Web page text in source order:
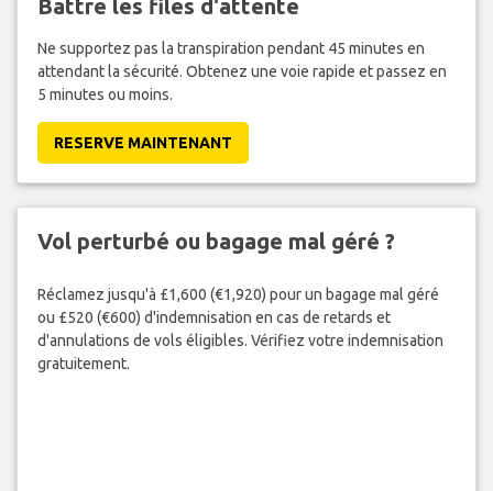
Battre les files d'attente
Ne supportez pas la transpiration pendant 45 minutes en
attendant la sécurité. Obtenez une voie rapide et passez en
5 minutes ou moins.
RESERVE MAINTENANT
Vol perturbé ou bagage mal géré ?
Réclamez jusqu'à £1,600 (€1,920) pour un bagage mal géré
ou £520 (€600) d'indemnisation en cas de retards et
d'annulations de vols éligibles. Vérifiez votre indemnisation
gratuitement.